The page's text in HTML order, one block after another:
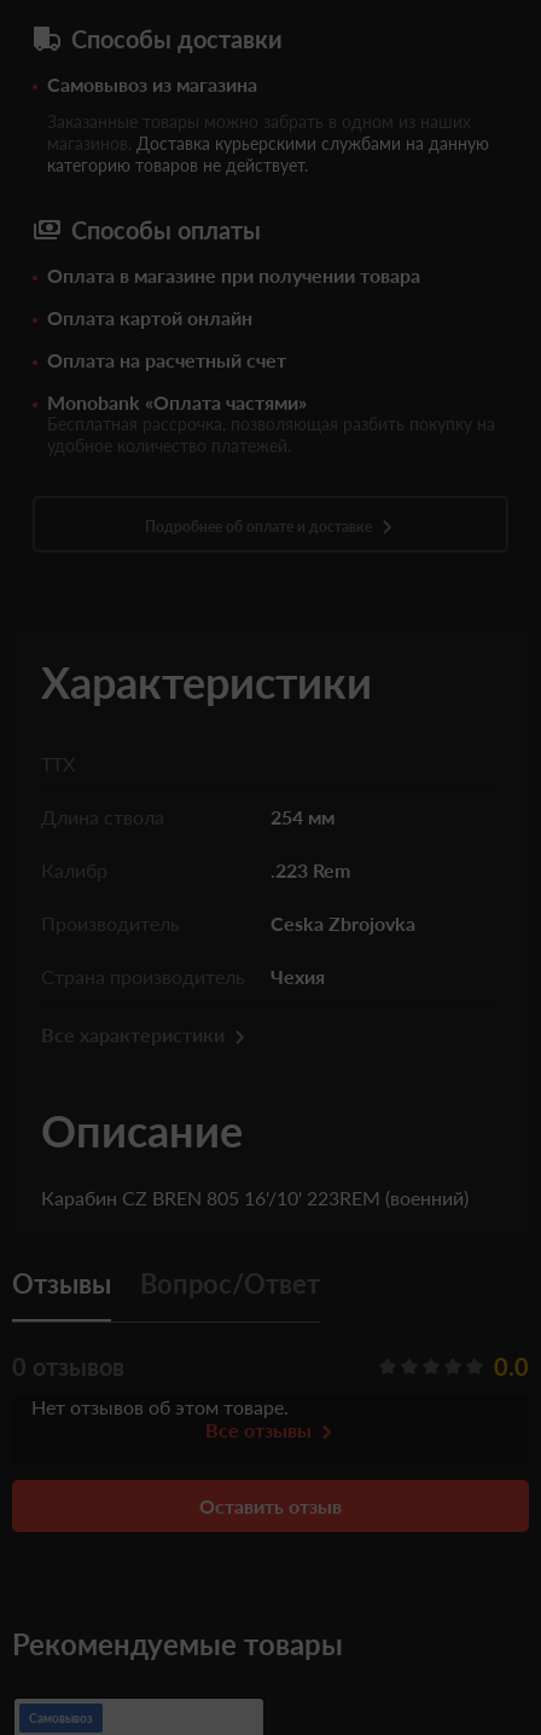
Способы доставки
Самовывоз из магазина
Заказанные товары можно забрать в одном из наших
магазинов. Доставка курьерскими службами на данную
категорию товаров не действует.
Способы оплаты
Оплата в магазине при получении товара
Оплата картой онлайн
Оплата на расчетный счет
Monobank «Оплата частями»
Бесплатная рассрочка, позволяющая разбить покупку на
удобное количество платежей.
Подробнее об оплате и доставке
Характеристики
ТТХ
Длина ствола 254 мм
Калибр .223 Rem
Производитель Ceska Zbrojovka
Страна производитель Чехия
Все характеристики
Описание
Карабин CZ BREN 805 16'/10' 223REM (военний)
Отзывы Вопрос/Ответ
0 отзывов 0.0
Нет отзывов об этом товаре.
Все отзывы
Оставить отзыв
Рекомендуемые товары
Самовывоз